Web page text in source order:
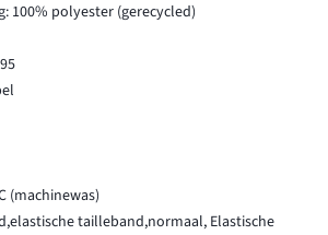
100% polyester (gerecycled)
(machinewas)
tailleband,normaal, Elastische